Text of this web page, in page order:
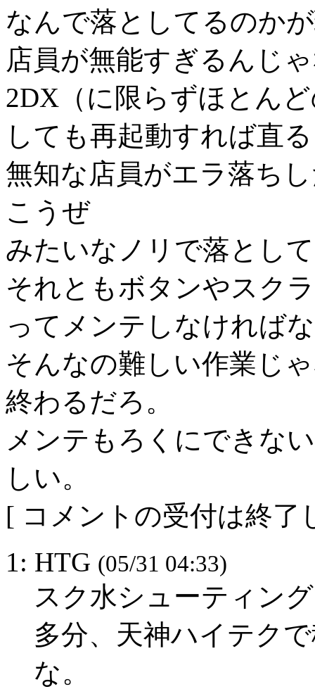
なんで落としてるのか
店員が無能すぎるんじ
2DX（に限らずほとん
しても再起動すれば直
無知な店員がエラ落ち
こうぜ
みたいなノリで落とし
それともボタンやスク
ってメンテしなければ
そんなの難しい作業じ
終わるだろ。
メンテもろくにできな
しい。
[ コメントの受付は終了
1: HTG (05/31 04:33)
スク水シューティン
多分、天神ハイテク
な。